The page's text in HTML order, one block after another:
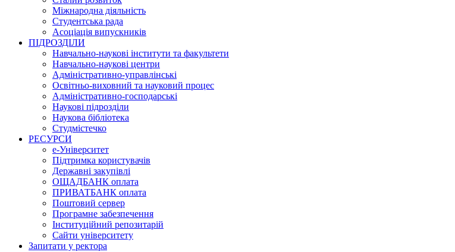
Міжнародна діяльність
Студентська рада
Асоціація випускників
ПІДРОЗДІЛИ
Навчально-наукові інститути та факультети
Навчально-наукові центри
Адміністративно-управлінські
Освітньо-виховний та науковий процес
Адміністративно-господарські
Наукові підрозділи
Наукова бібліотека
Студмістечко
РЕСУРСИ
е-Університет
Підтримка користувачів
Державні закупівлі
ОЩАДБАНК оплата
ПРИВАТБАНК оплата
Поштовий сервер
Програмне забезпечення
Інституційний репозитарій
Сайти університету
Запитати у ректора